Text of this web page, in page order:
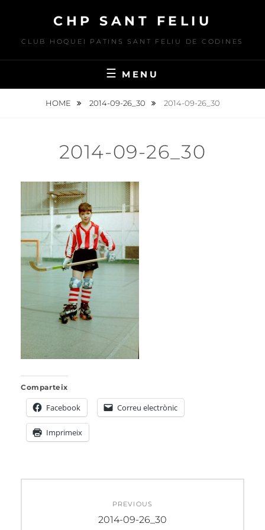
content
CHP SANT FELIU
CLUB HOQUEI PATINS SANT FELIU DE CODINES
MENU
HOME 2014-09-26_30 2014-09-26_30
2014-09-26_30
Comparteix
Facebook Correu electrònic
Imprimeix
d'entrades
PREVIOUS
Previous
2014-09-26_30